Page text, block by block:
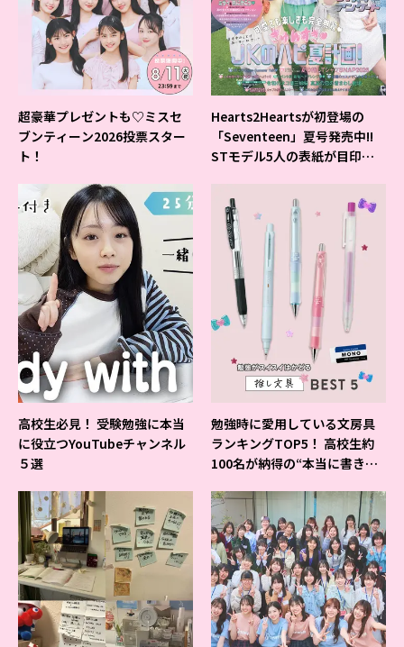
超豪華プレゼントも♡ミスセ
ブンティーン2026投票スター
ト！
Hearts2Heartsが初登場の
「Seventeen」夏号発売中!!
STモデル5人の表紙が目印だ
高校生必見！ 受験勉強に本当
に役立つYouTubeチャンネル
５選
勉強時に愛用している文房具
ランキングTOP5！ 高校生約
100名が納得の“本当に書きや